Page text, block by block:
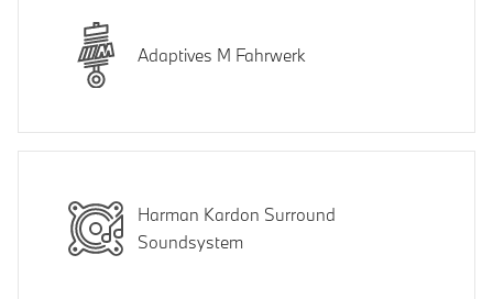
Adaptives M Fahrwerk
Harman Kardon Surround
Soundsystem